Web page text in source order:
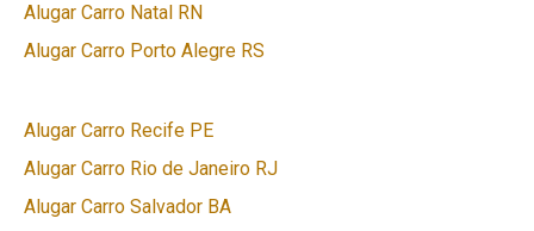
Alugar Carro Natal RN
Alugar Carro Porto Alegre RS
Alugar Carro Recife PE
Alugar Carro Rio de Janeiro RJ
Alugar Carro Salvador BA